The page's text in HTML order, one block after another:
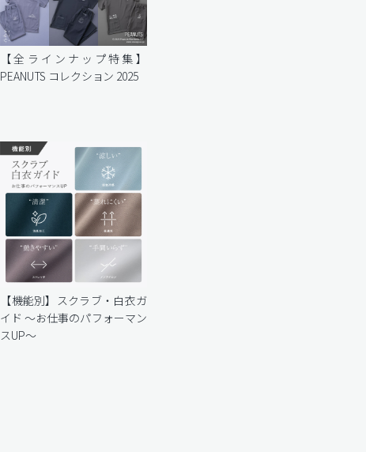
【全ラインナップ特集】
PEANUTS コレクション 2025
【機能別】スクラブ・白衣ガ
イド 〜お仕事のパフォーマン
スUP〜